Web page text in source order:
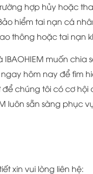
hợp hủy hoặc
hiểm tai nạn cá
thông hoặc tai nạn
muốn chia
hôm nay để tìm
chúng tôi có cơ
luôn sẵn sàng phục
xin vui lòng liên hệ: